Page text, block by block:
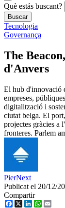
Què estás buscant?
Tecnologia
Governança
The
d'Anvers
El hub d'innovació
empreses,
digitalització i
ciutat belga. El
projectes gràcies a
fronteres. Parlem
PierNext
Publicat el 20/12/
Compartir
Facebook
X LinkedIn